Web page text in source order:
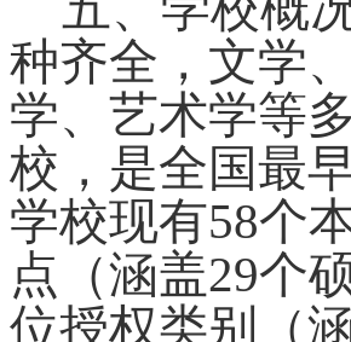
种齐全，文学
学、艺术学等
校，是全国最
学校现有58个
点（涵盖29个
位授权类别（